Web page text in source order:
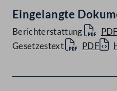
Eingelangte
Berichterstattung PDF
Gesetzestext
PDF